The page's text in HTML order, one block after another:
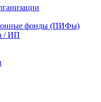
фонды (ПИФы)
/ ИП